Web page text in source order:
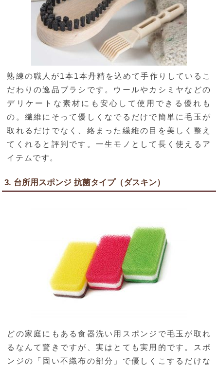
熟練の職人が1本1本丹精を込めて手作りしているこ
だわりの逸品ブラシです。ウールやカシミヤなどの
デリケートな素材にも安心して使用できる優れも
の。繊維にそって優しくなでるだけで簡単に毛玉が
取れるだけでなく、絡まった繊維の目を美しく整え
てくれると評判です。一生モノとして長く使えるア
イテムです。
3. 台所用スポンジ 抗菌タイプ（ダスキン）
どの家庭にもある食器洗い用スポンジで毛玉が取れ
るなんて驚きですが、実はとても実用的です。スポ
ンジの「固い不織布の部分」で優しくこするだけな